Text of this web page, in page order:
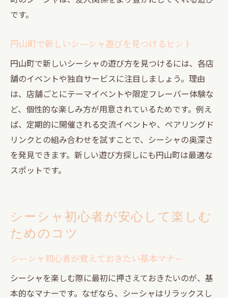
です。
円山町で新しいシーシャ遊びを見つけるヒント
円山町で新しいシーシャの遊び方を見つけるには、各店
舗のイベントや独自サービスに注目しましょう。理由
は、店舗ごとにテーマイベントや限定フレーバー体験な
ど、個性的な楽しみ方が用意されているためです。例え
ば、定期的に開催される交流イベントや、ペアリングド
リンクとの組み合わせを試すことで、シーシャの奥深さ
を発見できます。新しい遊び方探しにも円山町は最適な
スポットです。
シーシャ初心者が安心して楽しむ
ためのコツ
シーシャ初心者が覚えておきたい基本マナー
シーシャを楽しむ際に最初に押さえておきたいのが、基
本的なマナーです。なぜなら、シーシャはリラックスし